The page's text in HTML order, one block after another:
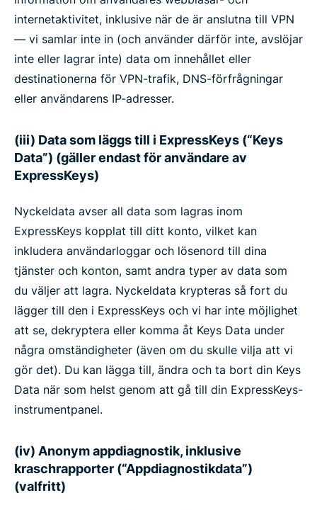
internetaktivitet, inklusive när de är anslutna till VPN
— vi samlar inte in (och använder därför inte, avslöjar
inte eller lagrar inte) data om innehållet eller
destinationerna för VPN-trafik, DNS-förfrågningar
eller användarens IP-adresser.
(iii) Data som läggs till i ExpressKeys (“Keys
Data”) (gäller endast för användare av
ExpressKeys)
Nyckeldata avser all data som lagras inom
ExpressKeys kopplat till ditt konto, vilket kan
inkludera användarloggar och lösenord till dina
tjänster och konton, samt andra typer av data som
du väljer att lagra. Nyckeldata krypteras så fort du
lägger till den i ExpressKeys och vi har inte möjlighet
att se, dekryptera eller komma åt Keys Data under
några omständigheter (även om du skulle vilja att vi
gör det). Du kan lägga till, ändra och ta bort din Keys
Data när som helst genom att gå till din ExpressKeys-
instrumentpanel.
(iv) Anonym appdiagnostik, inklusive
kraschrapporter (“Appdiagnostikdata”)
(valfritt)